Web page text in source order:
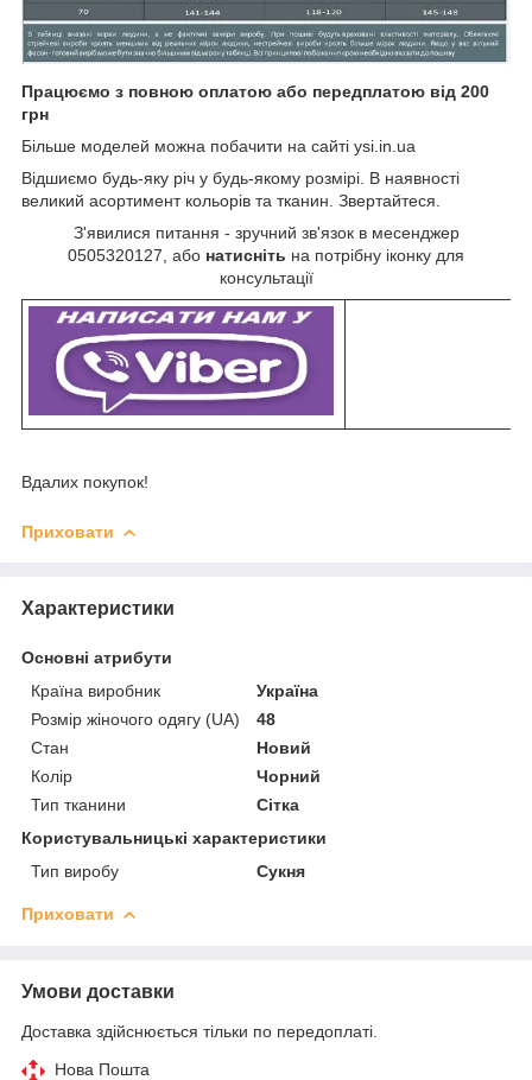
Працюємо з повною оплатою або передплатою від 200
грн
Більше моделей можна побачити на сайті ysi.in.ua
Відшиємо будь-яку річ у будь-якому розмірі. В наявності
великий асортимент кольорів та тканин. Звертайтеся.
З'явилися питання - зручний зв'язок в месенджер
0505320127, або натисніть на потрібну іконку для
консультації
Вдалих покупок!
Приховати
Характеристики
Основні атрибути
Країна виробник
Україна
Розмір жіночого одягу (UA)
48
Стан
Новий
Колір
Чорний
Тип тканини
Сітка
Користувальницькі характеристики
Тип виробу
Сукня
Приховати
Умови доставки
Доставка здійснюється тільки по передоплаті.
Нова Пошта